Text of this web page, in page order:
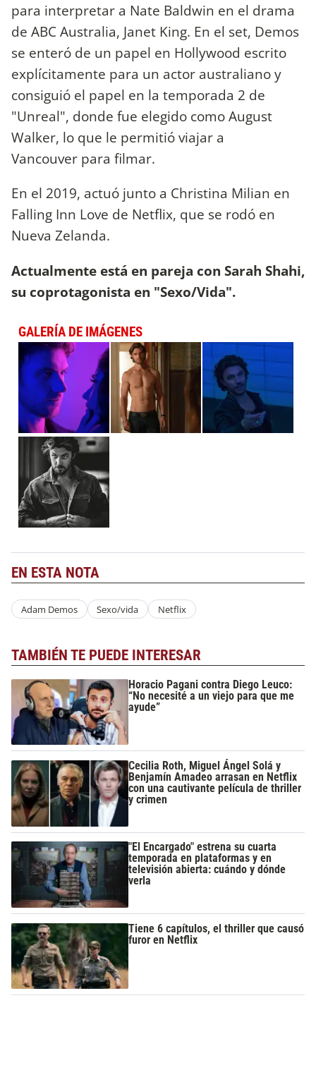
para interpretar a Nate Baldwin en el drama
de ABC Australia, Janet King. En el set, Demos
se enteró de un papel en Hollywood escrito
explícitamente para un actor australiano y
consiguió el papel en la temporada 2 de
"Unreal", donde fue elegido como August
Walker, lo que le permitió viajar a
Vancouver para filmar.
En el 2019, actuó junto a Christina Milian en
Falling Inn Love de Netflix, que se rodó en
Nueva Zelanda.
Actualmente está en pareja con Sarah Shahi,
su coprotagonista en "Sexo/Vida".
GALERÍA DE IMÁGENES
EN ESTA NOTA
Adam Demos Sexo/vida Netflix
TAMBIÉN TE PUEDE INTERESAR
Horacio Pagani contra Diego Leuco:
“No necesité a un viejo para que me
ayude”
Cecilia Roth, Miguel Ángel Solá y
Benjamín Amadeo arrasan en Netflix
con una cautivante película de thriller
y crimen
"El Encargado" estrena su cuarta
temporada en plataformas y en
televisión abierta: cuándo y dónde
verla
Tiene 6 capítulos, el thriller que causó
furor en Netflix